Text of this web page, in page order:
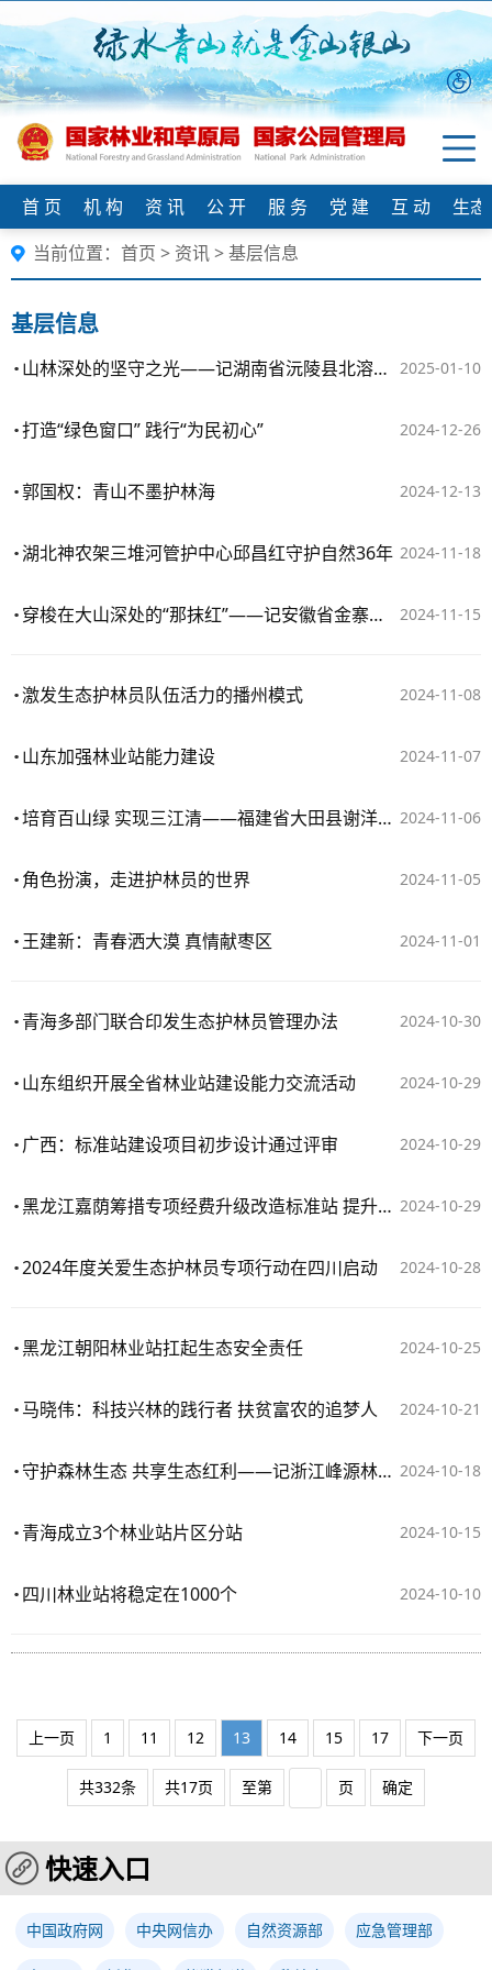
首 页 机 构 资 讯 公 开 服 务 党 建 互 动
生
当前位置： 首页 > 资讯>基层信息
基层信息
2025-01-10
山林深处的坚守之光——记湖南省沅陵县北溶乡林业站站长谢湘生
2024-12-26
打造“绿色窗口” 践行“为民初心”
2024-12-13
郭国权：青山不墨护林海
2024-11-18
湖北神农架三堆河管护中心邱昌红守护自然36年
2024-11-15
穿梭在大山深处的“那抹红”——记安徽省金寨县“最美生态护林员”宋永让
2024-11-08
激发生态护林员队伍活力的播州模式
2024-11-07
山东加强林业站能力建设
2024-11-06
培育百山绿 实现三江清——福建省大田县谢洋林业站推动林业高质量发展纪实
2024-11-05
角色扮演，走进护林员的世界
2024-11-01
王建新：青春洒大漠 真情献枣区
2024-10-30
青海多部门联合印发生态护林员管理办法
2024-10-29
山东组织开展全省林业站建设能力交流活动
2024-10-29
广西：标准站建设项目初步设计通过评审
2024-10-29
黑龙江嘉荫筹措专项经费升级改造标准站 提升管理与服务能力
2024-10-28
2024年度关爱生态护林员专项行动在四川启动
2024-10-25
黑龙江朝阳林业站扛起生态安全责任
2024-10-21
马晓伟：科技兴林的践行者 扶贫富农的追梦人
2024-10-18
守护森林生态 共享生态红利——记浙江峰源林业工作中心站全面加强建设管理
2024-10-15
青海成立3个林业站片区分站
2024-10-10
四川林业站将稳定在1000个
上一页 1 11 12 13 14 15 17 下一页
共332条 共17页 至第 页 确定
快速入口
中国政府网 中央网信办 自然资源部 应急管理部